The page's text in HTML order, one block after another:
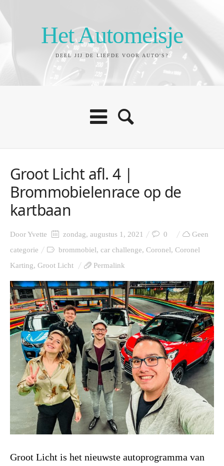
Het Automeisje
DEEL JIJ DE LIEFDE VOOR AUTO'S?
Groot Licht afl. 4 |
Brommobielenrace op de
kartbaan
DoorYvette zondag, augustus 1, 2021 0
Geen
categorie
brommobiel, car challenge, Coronel, Coronel
Karting, Groot Licht Permalink
Groot Licht is het nieuwste autoprogramma van